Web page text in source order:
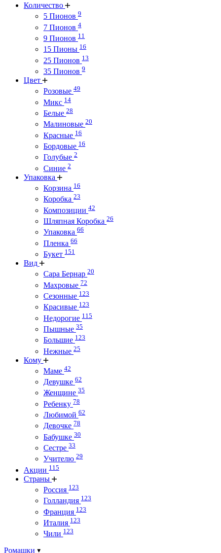
Количество
5 Пионов 9
7 Пионов 4
9 Пионов 11
15 Пионы 16
25 Пионов 13
35 Пионов 9
Цвет
Розовые 49
Микс 14
Белые 28
Малиновые 20
Красные 16
Бордовые 16
Голубые 2
Синие 2
Упаковка
Корзина 16
Коробка 23
Композиции 42
Шляпная Коробка 26
Упаковка 66
Пленка 66
Букет 151
Вид
Сара Бернар 20
Махровые 72
Сезонные 123
Красивые 123
Недорогие 115
Пышные 35
Большие 123
Нежные 25
Кому
Маме 42
Девушке 62
Женщине 35
Ребенку 78
Любимой 62
Девочке 78
Бабушке 30
Сестре 33
Учителю 29
Акции 115
Страны
Россия 123
Голландия 123
Франция 123
Италия 123
Чили 123
Ромашки